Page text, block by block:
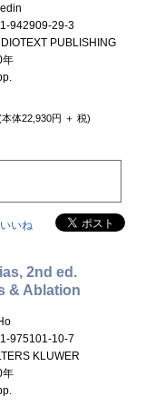
1-942909-29-3
PUBLISHING
年
本体22,930円 ＋ 税)
いいね
2nd ed.
& Ablation
1-975101-10-7
KLUWER
年